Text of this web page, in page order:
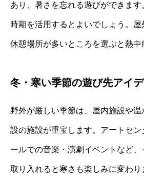
あり、暑さを忘れる遊びができま
時期を活用するとよいでしょう。
休憩場所が多いところを選ぶと熱中
冬・寒い季節の遊び先アイ
野外が厳しい季節は、屋内施設や
設の施設が重宝します。アートセ
ールでの音楽・演劇イベントなど
取り入れると寒さも楽しみに変わり